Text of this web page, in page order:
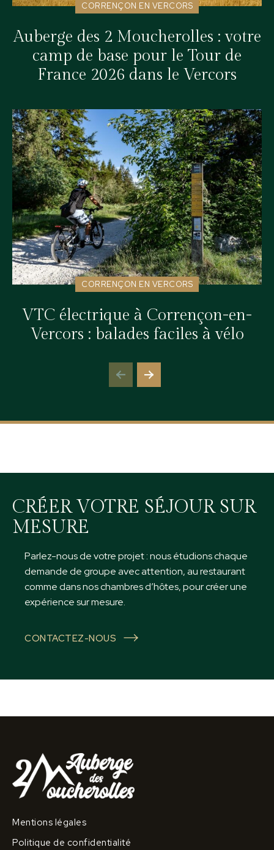
CORRENÇON EN VERCORS
Auberge des 2 Moucherolles : votre
camp de base pour le Tour de
France 2026 dans le Vercors
CORRENÇON EN VERCORS
VTC électrique à Corrençon-en-
Vercors : balades faciles à vélo
CRÉER VOTRE SÉJOUR SUR
MESURE
Parlez-nous de votre projet : nous étudions chaque
demande de groupe avec attention, au restaurant
comme dans nos chambres d’hôtes, pour créer une
expérience sur mesure.
CONTACTEZ-NOUS
Mentions légales
Politique de confidentialité